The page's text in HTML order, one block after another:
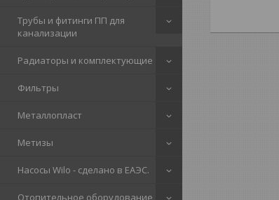
Трубы и фитинги ПП для
канализации
Радиаторы и комплектующие
Фильтры
Металлопласт
Метизы
Насосы Wilo - сделано в ЕАЭС.
Отопительное оборудование